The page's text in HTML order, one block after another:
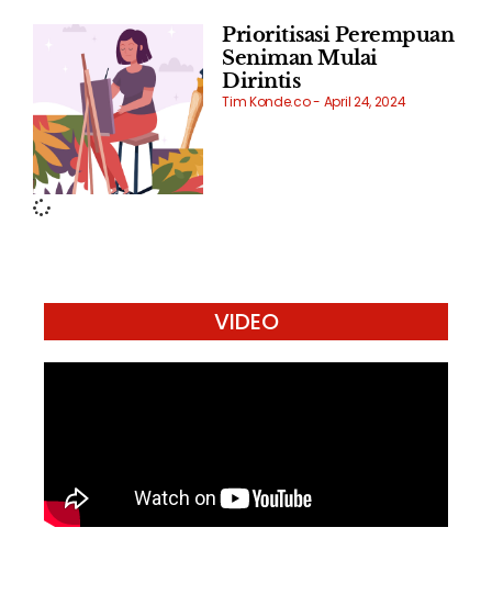
Prioritisasi Perempuan
Seniman Mulai
Dirintis
Tim Konde.co April 24, 2024
VIDEO